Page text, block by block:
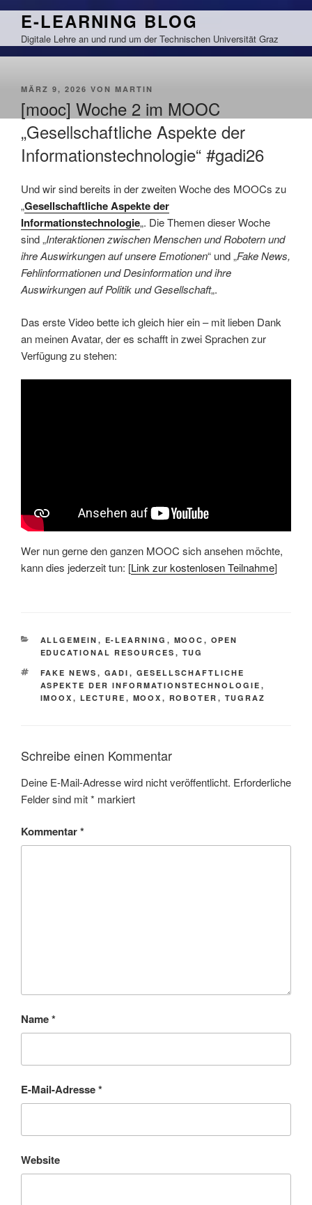
Zum
springen
E-LEARNING BLOG
Digitale Lehre an und rund um der Technischen Universität Graz
VERÖFFENTLICHT
MÄRZ 9, 2026 VON MARTIN
[mooc] Woche 2 im MOOC
„Gesellschaftliche Aspekte der
Informationstechnologie“ #gadi26
Und wir sind bereits in der zweiten Woche des MOOCs zu
„Gesellschaftliche Aspekte der
Informationstechnologie„. Die Themen dieser Woche
sind „Interaktionen zwischen Menschen und Robotern und
ihre Auswirkungen auf unsere Emotionen“ und „Fake News,
Fehlinformationen und Desinformation und ihre
Auswirkungen auf Politik und Gesellschaft„.
Das erste Video bette ich gleich hier ein – mit lieben Dank
an meinen Avatar, der es schafft in zwei Sprachen zur
Verfügung zu stehen:
Wer nun gerne den ganzen MOOC sich ansehen möchte,
kann dies jederzeit tun: [Link zur kostenlosen Teilnahme]
KATEGORIEN
ALLGEMEIN , E-LEARNING , MOOC , OPEN
EDUCATIONAL RESOURCES , TUG
SCHLAGWÖRTER
FAKE NEWS , GADI , GESELLSCHAFTLICHE
ASPEKTE DER INFORMATIONSTECHNOLOGIE ,
IMOOX , LECTURE , MOOX , ROBOTER , TUGRAZ
Schreibe einen Kommentar
Deine E-Mail-Adresse wird nicht veröffentlicht. Erforderliche
Felder sind mit* markiert
Kommentar*
Name*
E-Mail-Adresse*
Website